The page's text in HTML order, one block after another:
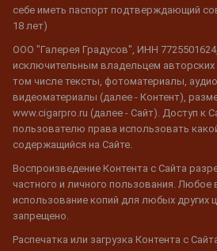
себе иметь паспорт подтверждающий
18 лет)
ООО "Галерея Градусов", ИНН
исключительным владельцем
том числе тексты, фотоматериалы,
видеоматериалы (далее - Контент),
www.cigarpro.ru (далее - Сайт). Доступ к
пользователю права использовать
содержащийся на Сайте.
Воспроизведение Контента с Сайта
частного и личного пользования. Любое
использование копий для любых других
запрещено.
Распечатка или загрузка Контента с